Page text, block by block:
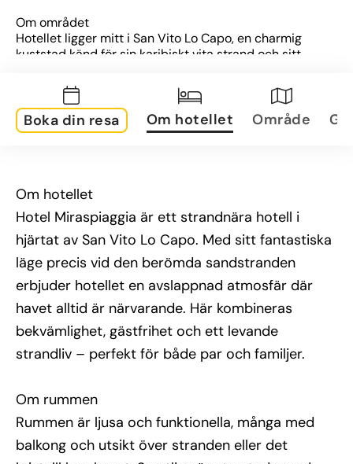
Om området
Hotellet ligger mitt i San Vito Lo Capo, en charmig
kuststad känd för sin karibiskt vita strand och sitt
kaféer, småbutiker och livliga kvällspromenader. Det
är också en bra utgångspunkt för att utforska
naturreservatet Lo Zingaro och andra vackra delar av
Siciliens västkust.
som serverar färska fisk- och skaldjursrätter samt
lokala specialiteter. Här finns även bar, gemensamma
utrymmen och tillgång till strandservice med
solstolar och parasoller. Personalen erbjuder hjälp
med bokning av utflykter och aktiviteter i området.
Boka din resa Om hotellet Område
Om hotellet
Hotel Miraspiaggia är ett strandnära hotell i
hjärtat av San Vito Lo Capo. Med sitt fantastiska
läge precis vid den berömda sandstranden
erbjuder hotellet en avslappnad atmosfär där
havet alltid är närvarande. Här kombineras
bekvämlighet, gästfrihet och ett levande
strandliv – perfekt för både par och familjer.
Om rummen
Rummen är ljusa och funktionella, många med
balkong och utsikt över stranden eller det